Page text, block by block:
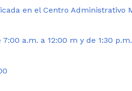
en el Centro Administrativo
7:00 a.m. a 12:00 m y de 1:30